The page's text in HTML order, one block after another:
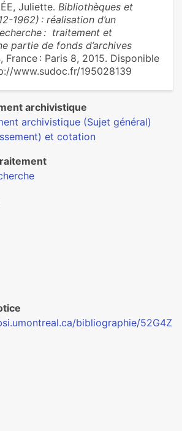
Juliette. Bibliothèques et
1962) : réalisation d’un
: traitement et
partie de fonds d’archives
France : Paris 8, 2015. Disponible
www.sudoc.fr/195028139
archivistique
archivistique (Sujet général)
et cotation
bibliographie/52G4Z